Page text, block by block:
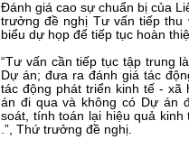
Đánh giá cao sự chuẩn bị của
trưởng đề nghị Tư vấn tiếp thu
biểu dự họp để tiếp tục hoàn
“Tư vấn cần tiếp tục tập trung
Dự án; đưa ra đánh giá tác
tác động phát triển kinh tế -
án đi qua và không có Dự án
soát, tính toán lại hiệu quả
.”, Thứ trưởng đề nghị.